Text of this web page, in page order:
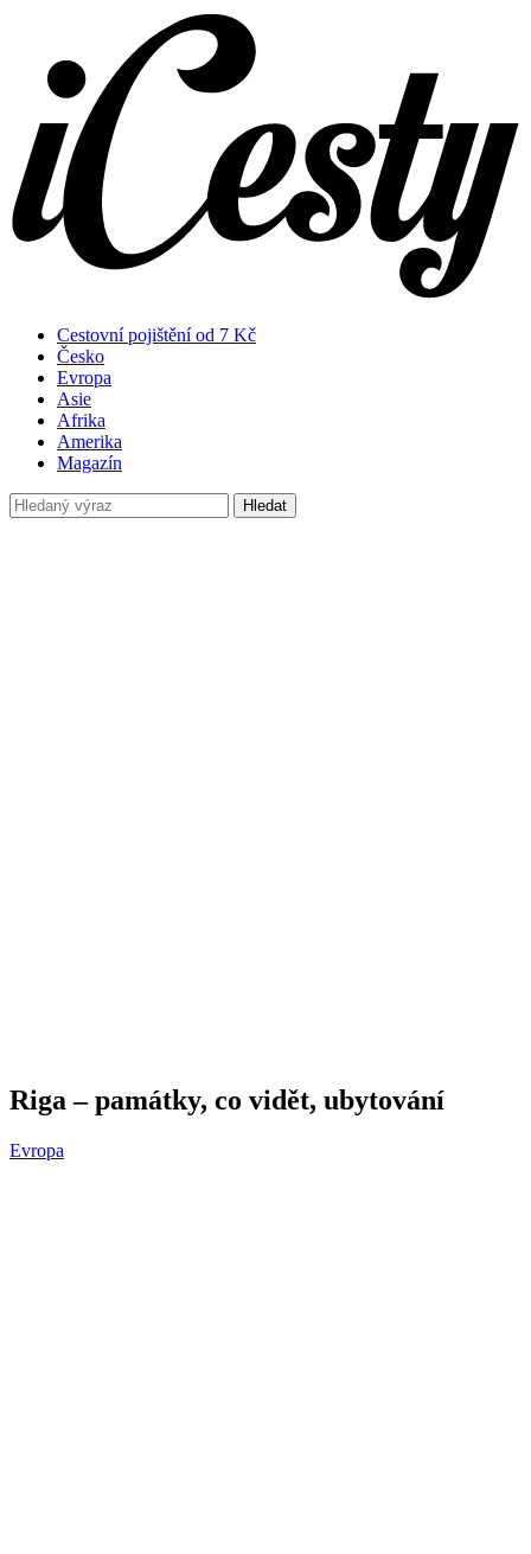
Cestovní pojištění od 7 Kč
Česko
Evropa
Asie
Afrika
Amerika
Magazín
Hledat
Riga – památky, co vidět, ubytování
Evropa